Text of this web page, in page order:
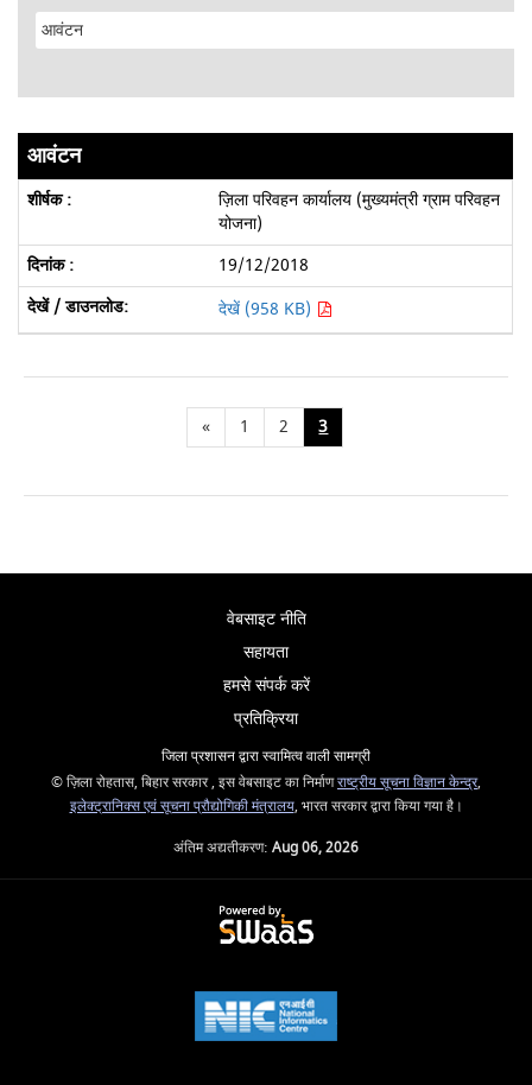
आवंटन
ज़िला परिवहन कार्यालय (मुख्यमंत्री ग्राम परिवहन
योजना)
19/12/2018
देखें (958 KB)
« 1 2 3
वेबसाइट नीति
सहायता
हमसे संपर्क करें
प्रतिक्रिया
जिला प्रशासन द्वारा स्वामित्व वाली सामग्री
© ज़िला रोहतास, बिहार सरकार , इस वेबसाइट का निर्माणराष्ट्रीय सूचना विज्ञान केन्द्र,
इलेक्ट्रानिक्स एवं सूचना प्रौद्योगिकी मंत्रालय, भारत सरकार द्वारा किया गया है।
अंतिम अद्यतीकरण: Aug 06, 2026